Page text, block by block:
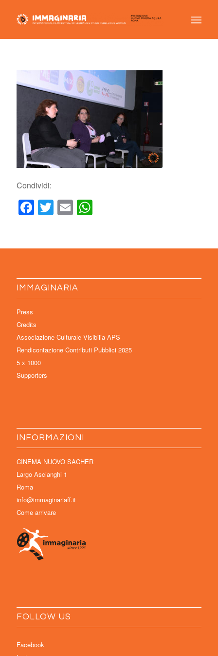
Condividi:
Facebook
Twitter
EmailWhatsApp
IMMAGINARIA
Press
Credits
Associazione Culturale Visibilia APS
Rendicontazione Contributi Pubblici 2025
5 x 1000
Supporters
INFORMAZIONI
CINEMA NUOVO SACHER
Largo Ascianghi 1
Roma
info@immaginariaff.it
Come arrivare
FOLLOW US
Facebook